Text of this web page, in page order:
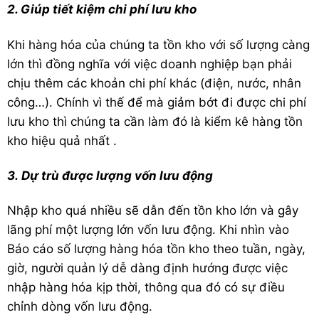
2. Giúp tiết kiệm chi phí lưu kho
Khi hàng hóa của chúng ta tồn kho với số lượng càng
lớn thì đồng nghĩa với việc doanh nghiệp bạn phải
chịu thêm các khoản chi phí khác (điện, nước, nhân
công…). Chính vì thế để mà giảm bớt đi được chi phí
lưu kho thì chúng ta cần làm đó là kiểm kê hàng tồn
kho hiệu quả nhất .
3. Dự trù được lượng vốn lưu động
Nhập kho quá nhiều sẽ dẫn đến tồn kho lớn và gây
lãng phí một lượng lớn vốn lưu động. Khi nhìn vào
Báo cáo số lượng hàng hóa tồn kho theo tuần, ngày,
giờ, người quản lý dễ dàng định hướng được việc
nhập hàng hóa kịp thời, thông qua đó có sự điều
chỉnh dòng vốn lưu động.